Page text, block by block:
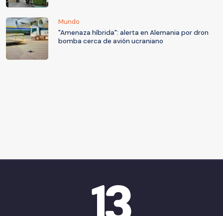
Mundo
"Amenaza híbrida": alerta en Alemania por dron
bomba cerca de avión ucraniano